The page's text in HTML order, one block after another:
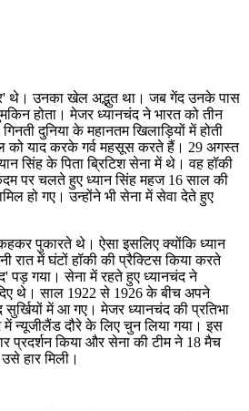
थे। उनका खेल अद्भुत था। जब गेंद उनके पास
होता। मेजर ध्यानचंद ने भारत को तीन
दुनिया के महानतम खिलाड़ियों में होती
याद करके गर्व महसूस करते हैं। 29 अगस्त
सिंह के पिता ब्रिटिश सेना में थे। वह हॉकी
पर चलते हुए ध्यान सिंह महज 16 साल की
हो गए। उन्होंने भी सेना में सेवा देते हुए
पुकारते थे। ऐसा इसलिए क्योंकि ध्यान
रात में घंटों हॉकी की प्रैक्टिस किया करते
पड़ गया। सेना में रहते हुए ध्यानचंद ने
थे। साल 1922 से 1926 के बीच अपने
में आ गए। मेजर ध्यानचंद की प्रतिभा
न्यूजीलैंड दौरे के लिए चुन लिया गया। इस
प्रदर्शन किया और सेना की टीम ने 18 मैच
हार मिली।